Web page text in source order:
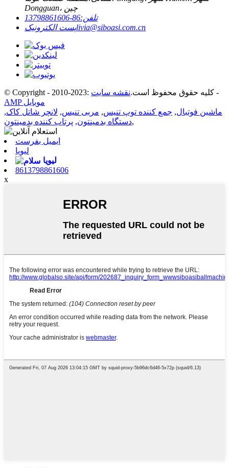
Dongguan، چین
تلفن:86-13798861606
پست الکترونیکlivia@siboasi.com.cn
© Copyright - 2010-2023: کلیه حقوق محفوظ است.نقشه سایت
-
AMP موبایل
ماشین فوتبال, جمع کننده توپ تنیس, مربی تنیس, لانچر شاتل کاک,
دستگاه بدمینتون, پرتاب کننده بدمینتون ,
ایمیل بفرست
لیویا
لیویا
8613798861606
x